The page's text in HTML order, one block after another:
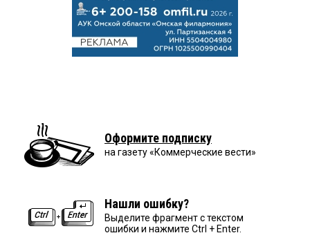
Оформите подписку
на газету «Коммерческие вести»
Нашли ошибку?
Выделите фрагмент с текстом
ошибки и нажмите Ctrl + Enter.